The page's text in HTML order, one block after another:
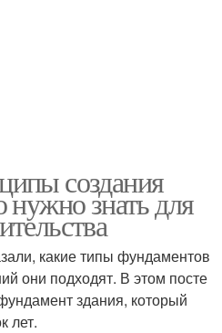
создания
нужно знать для
какие типы фундаментов
они подходят. В этом посте
здания, который
лет.